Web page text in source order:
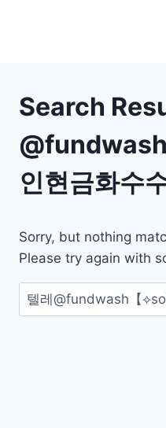
Search
인현금화수
Sorry, but nothing
Please try again with
검
색: